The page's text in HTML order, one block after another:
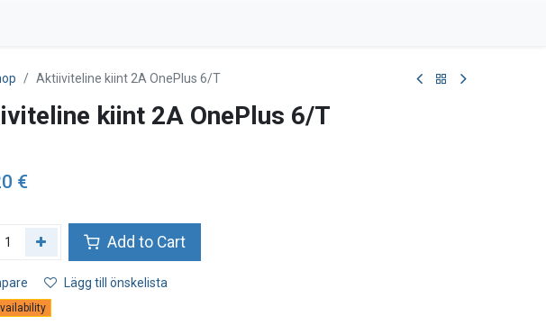
Aktiiviteline kiint 2A OnePlus 6/T
kiint 2A OnePlus 6/T
€
Add to Cart
Lägg till önskelista